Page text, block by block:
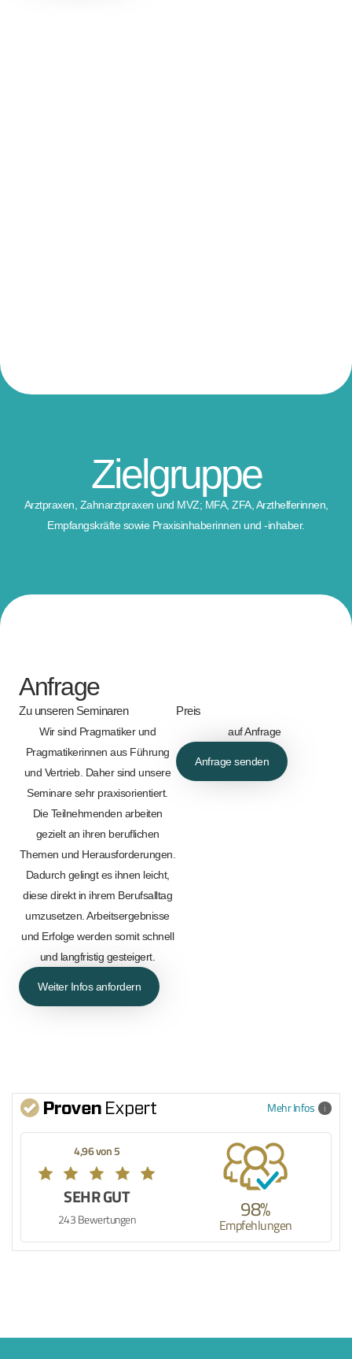
Zielgruppe
Arztpraxen, Zahnarztpraxen und MVZ; MFA, ZFA, Arzthelferinnen,
Empfangskräfte sowie Praxisinhaberinnen und -inhaber.
Anfrage
Zu unseren Seminaren
Wir sind Pragmatiker und
Pragmatikerinnen aus Führung
und Vertrieb. Daher sind unsere
Seminare sehr praxisorientiert.
Die Teilnehmenden arbeiten
gezielt an ihren beruflichen
Themen und Herausforderungen.
Dadurch gelingt es ihnen leicht,
diese direkt in ihrem Berufsalltag
umzusetzen. Arbeitsergebnisse
und Erfolge werden somit schnell
und langfristig gesteigert.
Weiter Infos anfordern
Preis
auf Anfrage
Anfrage senden
Mehr Infos
4,96 von 5
SEHR GUT
243 Bewertungen 98%
Empfehlungen